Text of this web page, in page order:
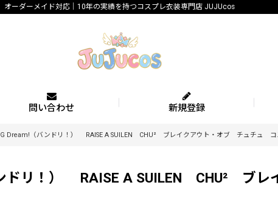
オーダーメイド対応｜10年の実績を持つコスプレ衣装専門店 JUJUcos
問い合わせ 新規登録
Dream!（バンドリ！） RAISE A SUILEN CHU² ブレイクアウト・オブ チュチュ コ
ドリ！） RAISE A SUILEN CHU² ブ